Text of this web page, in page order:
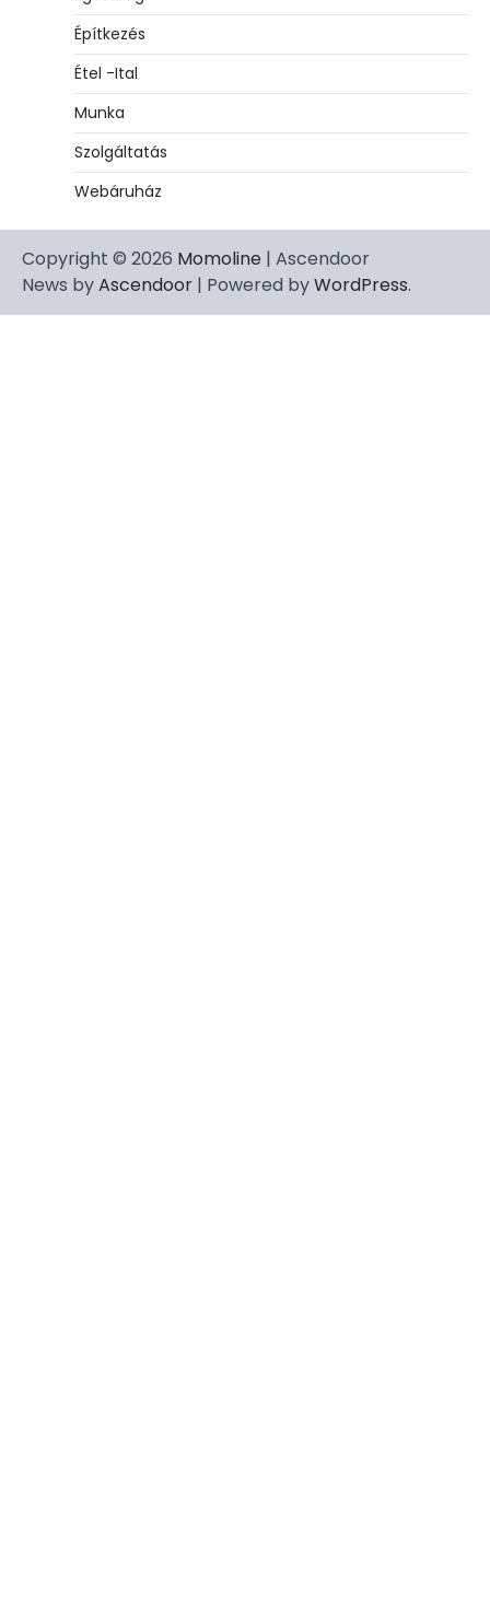
Építkezés
Étel -Ital
Munka
Szolgáltatás
Webáruház
Copyright © 2026 Momoline | Ascendoor
News byAscendoor | Powered byWordPress.